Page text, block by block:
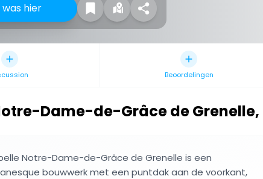
was hier
Beoordelingen
Dame-de-Grâce de Grenelle,
Notre-Dame-de-Grâce de Grenelle is een
bouwwerk met een puntdak aan de voorkant,